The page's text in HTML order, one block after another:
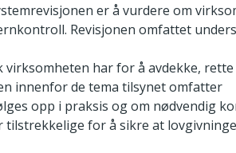
er å vurdere om
Revisjonen omfattet
virksomheten har for å avdekke,
innenfor de tema tilsynet omfatter
opp i praksis og om nødvendig
tilstrekkelige for å sikre at